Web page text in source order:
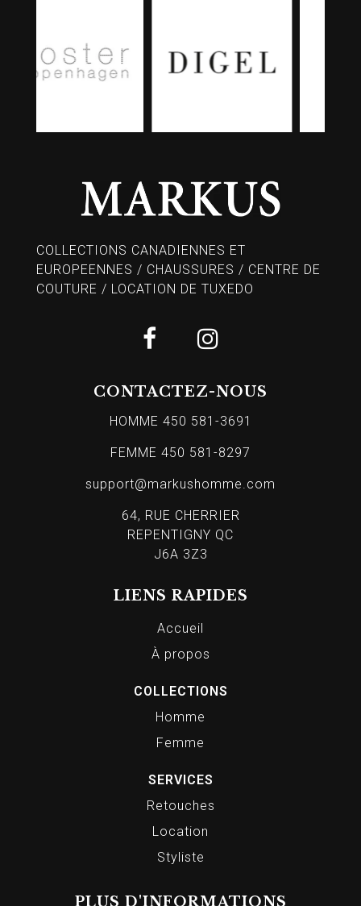
COLLECTIONS CANADIENNES ET
EUROPEENNES / CHAUSSURES / CENTRE DE
COUTURE / LOCATION DE TUXEDO
CONTACTEZ-NOUS
HOMME 450 581-3691
FEMME 450 581-8297
support@markushomme.com
64, RUE CHERRIER
REPENTIGNY QC
J6A 3Z3
LIENS RAPIDES
Accueil
À propos
COLLECTIONS
Homme
Femme
SERVICES
Retouches
Location
Styliste
PLUS D'INFORMATIONS